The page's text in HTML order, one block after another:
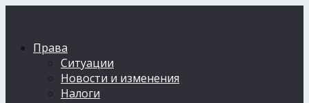
Права
Ситуации
Новости и изменения
Налоги